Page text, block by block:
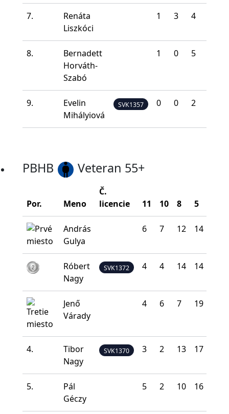
7.
Renáta
Liszkóci
1 3 4
8.
Bernadett
Horváth-
Szabó
1 0 5
9.
Evelin
Mihályiová
SVK1357 0 0 2
PBHB Veteran 55+
Por. Meno
Č.
licencie
11 10 8 5
András
Gulya
6 7 12 14
Róbert
Nagy
SVK1372 4 4 14 14
Jenő
Várady
4 6 7 19
4.
Tibor
Nagy
SVK1370 3 2 13 17
5.
Pál
Géczy
5 2 10 16